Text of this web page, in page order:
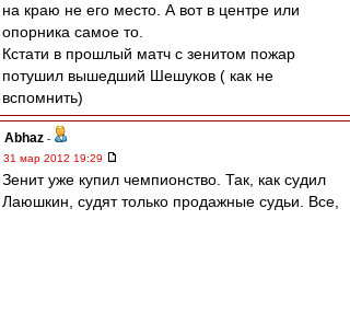
на краю не его место. А вот в центре или
опорника самое то.
Кстати в прошлый матч с зенитом пожар
потушил вышедший Шешуков ( как не
вспомнить)
Abhaz -
31 мар 2012 19:29
Зенит уже купил чемпионство. Так, как судил
Лаюшкин, судят только продажные судьи. Все,